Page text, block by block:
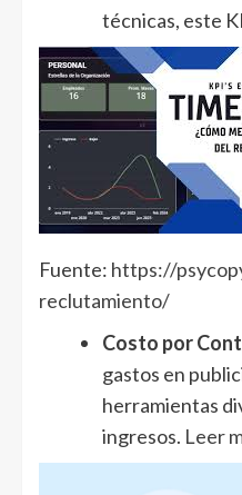
técnicas, este
Fuente: https://
reclutamiento/
Costo por
gastos en
herramientas
ingresos. Leer